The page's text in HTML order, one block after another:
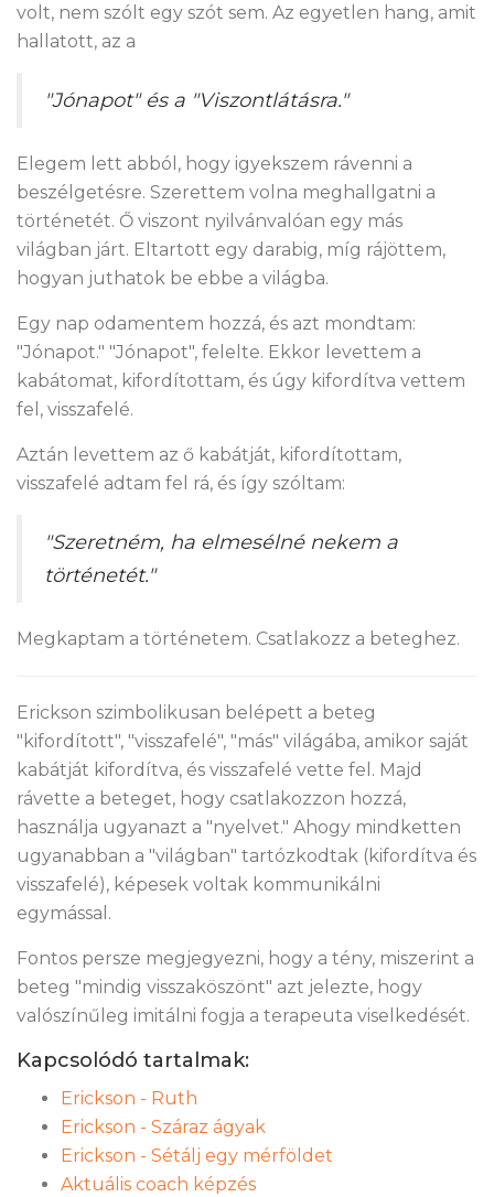
volt, nem szólt egy szót sem. Az egyetlen hang, amit
hallatott, az a
"Jónapot" és a "Viszontlátásra."
Elegem lett abból, hogy igyekszem rávenni a
beszélgetésre. Szerettem volna meghallgatni a
történetét. Ő viszont nyilvánvalóan egy más
világban járt. Eltartott egy darabig, míg rájöttem,
hogyan juthatok be ebbe a világba.
Egy nap odamentem hozzá, és azt mondtam:
"Jónapot." "Jónapot", felelte. Ekkor levettem a
kabátomat, kifordítottam, és úgy kifordítva vettem
fel, visszafelé.
Aztán levettem az ő kabátját, kifordítottam,
visszafelé adtam fel rá, és így szóltam:
"Szeretném, ha elmesélné nekem a
történetét."
Megkaptam a történetem. Csatlakozz a beteghez.
Erickson szimbolikusan belépett a beteg
"kifordított", "visszafelé", "más" világába, amikor saját
kabátját kifordítva, és visszafelé vette fel. Majd
rávette a beteget, hogy csatlakozzon hozzá,
használja ugyanazt a "nyelvet." Ahogy mindketten
ugyanabban a "világban" tartózkodtak (kifordítva és
visszafelé), képesek voltak kommunikálni
egymással.
Fontos persze megjegyezni, hogy a tény, miszerint a
beteg "mindig visszaköszönt" azt jelezte, hogy
valószínűleg imitálni fogja a terapeuta viselkedését.
Kapcsolódó tartalmak:
Erickson - Ruth
Erickson - Száraz ágyak
Erickson - Sétálj egy mérföldet
Aktuális coach képzés